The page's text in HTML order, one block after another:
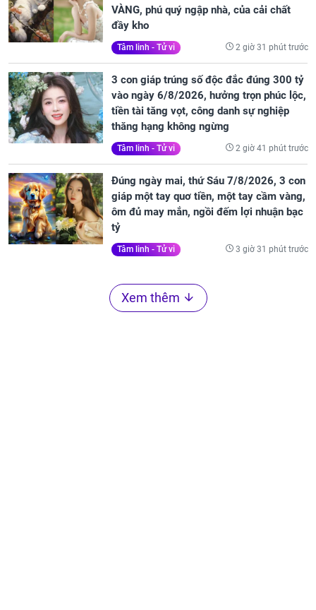
VÀNG, phú quý ngập nhà, của cải chất
đầy kho
Tâm linh - Tử vi 2 giờ 31 phút trước
3 con giáp trúng số độc đắc đúng 300 tỷ
vào ngày 6/8/2026, hưởng trọn phúc lộc,
tiền tài tăng vọt, công danh sự nghiệp
thăng hạng không ngừng
Tâm linh - Tử vi 2 giờ 41 phút trước
Đúng ngày mai, thứ Sáu 7/8/2026, 3 con
giáp một tay quơ tiền, một tay cầm vàng,
ôm đủ may mắn, ngồi đếm lợi nhuận bạc
tỷ
Tâm linh - Tử vi 3 giờ 31 phút trước
Xem thêm